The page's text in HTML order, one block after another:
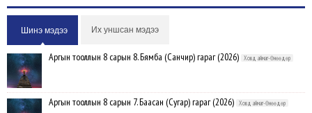
Шинэ мэдээ Их уншсан мэдээ
Аргын тооллын 8 сарын 8. Бямба (Санчир) гараг (2026) Ховд аймаг-Өнөөдөр
Аргын тооллын 8 сарын 7. Баасан (Сугар) гараг (2026) Ховд аймаг-Өнөөдөр